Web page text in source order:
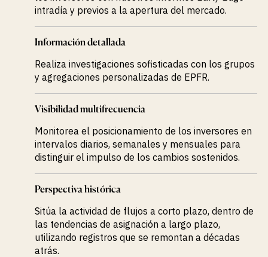
intradía y previos a la apertura del mercado.
Información detallada
Realiza investigaciones sofisticadas con los grupos
y agregaciones personalizadas de EPFR.
Visibilidad multifrecuencia
Monitorea el posicionamiento de los inversores en
intervalos diarios, semanales y mensuales para
distinguir el impulso de los cambios sostenidos.
Perspectiva histórica
Sitúa la actividad de flujos a corto plazo, dentro de
las tendencias de asignación a largo plazo,
utilizando registros que se remontan a décadas
atrás.